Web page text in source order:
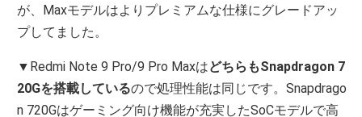
が、Maxモデルはよりプレミアムな仕様にグレードアッ
プしてました。
▼Redmi Note 9 Pro/9 Pro MaxはどちらもSnapdragon 7
20Gを搭載しているので処理性能は同じです。Snapdrago
n 720Gはゲーミング向け機能が充実したSoCモデルで高